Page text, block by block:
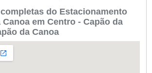
do Estacionamento
Canoa em Centro - Capão da
da Canoa